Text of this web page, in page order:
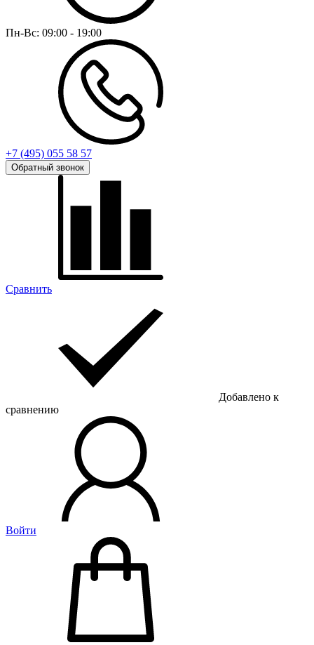
Пн-Вс: 09:00 - 19:00
+7 (495) 055 58 57
Обратный звонок
Сравнить
Добавлено к
сравнению
Войти